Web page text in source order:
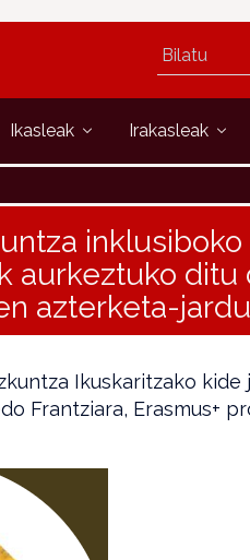
Ikasleak Irakasleak
aurkeztuko ditu
azterketa-
Ikuskaritzako kide
Frantziara, Erasmus+